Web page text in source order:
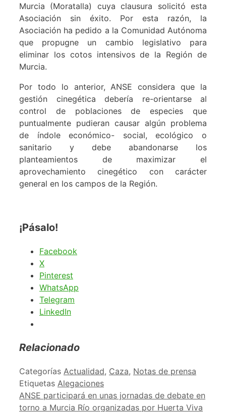
Murcia (Moratalla) cuya clausura solicitó esta
Asociación sin éxito. Por esta razón, la
Asociación ha pedido a la Comunidad Autónoma
que propugne un cambio legislativo para
eliminar los cotos intensivos de la Región de
Murcia.
Por todo lo anterior, ANSE considera que la
gestión cinegética debería re-orientarse al
control de poblaciones de especies que
puntualmente pudieran causar algún problema
de índole económico- social, ecológico o
sanitario y debe abandonarse los
planteamientos de maximizar el
aprovechamiento cinegético con carácter
general en los campos de la Región.
¡Pásalo!
Facebook
X
Pinterest
WhatsApp
Telegram
LinkedIn
Relacionado
Categorías Actualidad, Caza, Notas de prensa
Etiquetas Alegaciones
ANSE participará en unas jornadas de debate en
torno a Murcia Río organizadas por Huerta Viva